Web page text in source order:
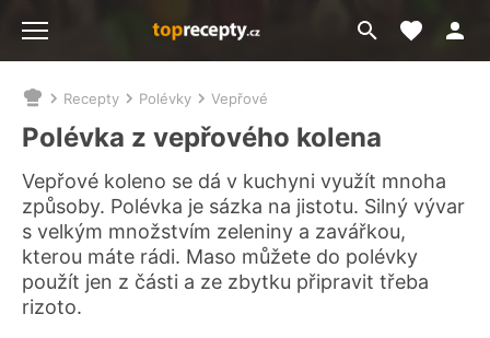
Přejít
na
Moje
Nacházíte
se
zde:
Recepty Polévky Vepřové
Polévka z vepřového kolena
Vepřové koleno se dá v kuchyni využít mnoha
způsoby. Polévka je sázka na jistotu. Silný vývar
s velkým množstvím zeleniny a zavářkou,
kterou máte rádi. Maso můžete do polévky
použít jen z části a ze zbytku připravit třeba
rizoto.